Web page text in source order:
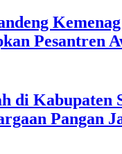
Pesantren
di Kabupaten
Pangan